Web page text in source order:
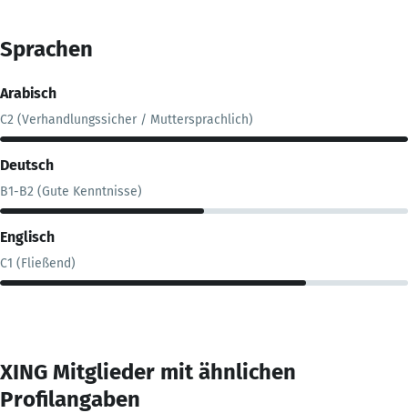
Sprachen
Arabisch
C2 (Verhandlungssicher / Muttersprachlich)
Deutsch
B1-B2 (Gute Kenntnisse)
Englisch
C1 (Fließend)
XING Mitglieder mit ähnlichen
Profilangaben